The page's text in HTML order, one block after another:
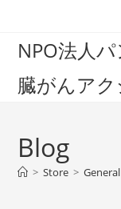
contentNPO法人
臓がんア
Blog
> Store >